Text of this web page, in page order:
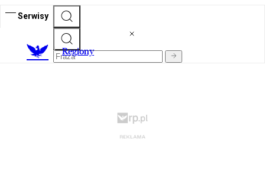
Serwisy
Regiony